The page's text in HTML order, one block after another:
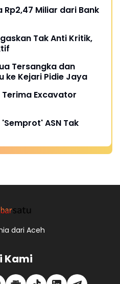
Rp2,47 Miliar dari Bank
Tak Anti Kritik,
Tersangka dan
ke Kejari Pidie Jaya
Excavator
ASN Tak
dari Aceh
Kami